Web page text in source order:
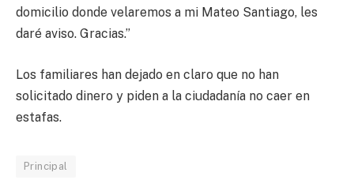
domicilio donde velaremos a mi Mateo Santiago, les
daré aviso. Gracias.”
Los familiares han dejado en claro que no han
solicitado dinero y piden a la ciudadanía no caer en
estafas.
Principal